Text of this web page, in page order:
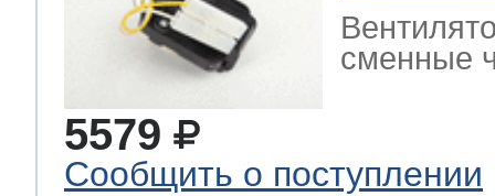
сменные
5579
Сообщить о поступлении